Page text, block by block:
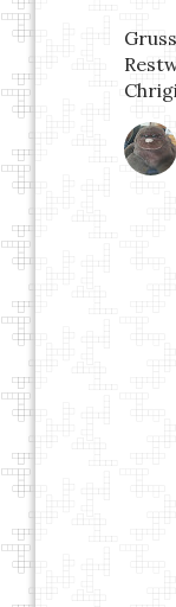
Chrigi